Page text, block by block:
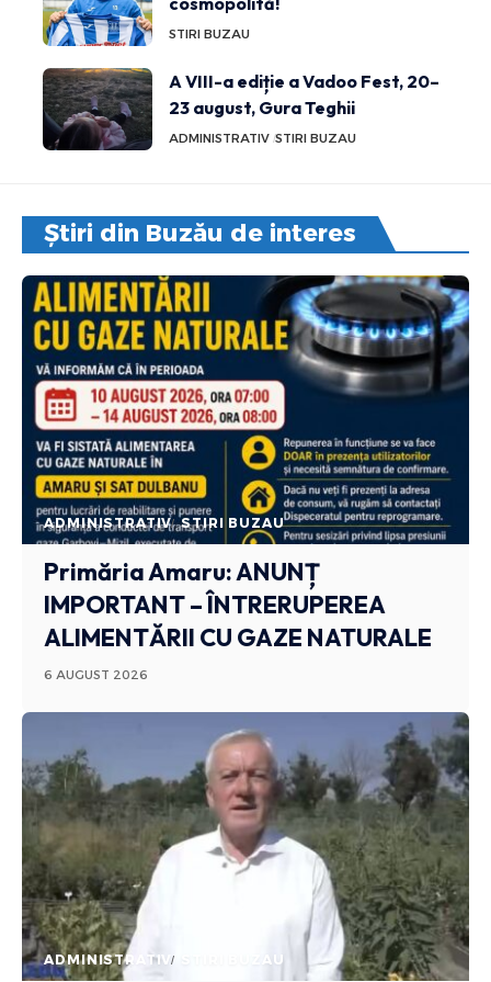
STIRI BUZAU
A VIII-a ediție a Vadoo Fest, 20–
23 august, Gura Teghii
ADMINISTRATIV STIRI BUZAU
Știri din Buzău de interes
ADMINISTRATIV STIRI BUZAU
Primăria Amaru: ANUNȚ
IMPORTANT – ÎNTRERUPEREA
ALIMENTĂRII CU GAZE NATURALE
6 AUGUST 2026
ADMINISTRATIV STIRI BUZAU